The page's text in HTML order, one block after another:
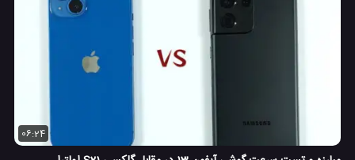
06:24